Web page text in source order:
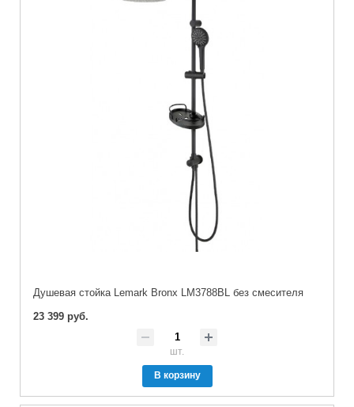
Душевая стойка Lemark Bronx LM3788BL без смесителя
23 399 руб.
шт.
В корзину